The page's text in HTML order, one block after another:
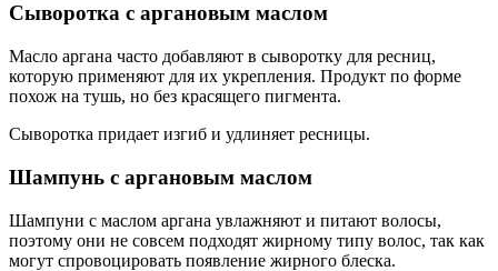
Сыворотка с аргановым маслом
Масло аргана часто добавляют в сыворотку для ресниц,
которую применяют для их укрепления. Продукт по форме
похож на тушь, но без красящего пигмента.
Сыворотка придает изгиб и удлиняет ресницы.
Шампунь с аргановым маслом
Шампуни с маслом аргана увлажняют и питают волосы,
поэтому они не совсем подходят жирному типу волос, так как
могут спровоцировать появление жирного блеска.